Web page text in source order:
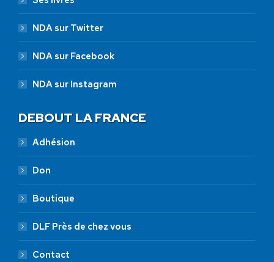
NDA sur Twitter
NDA sur Facebook
NDA sur Instagram
DEBOUT LA FRANCE
Adhésion
Don
Boutique
DLF Près de chez vous
Contact